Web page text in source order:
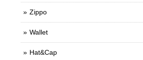
Zippo
Wallet
Hat&Cap